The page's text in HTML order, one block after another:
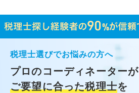
税理士選びでお悩みの方へ
プロのコーディネーターが
ご要望に合った税理士を